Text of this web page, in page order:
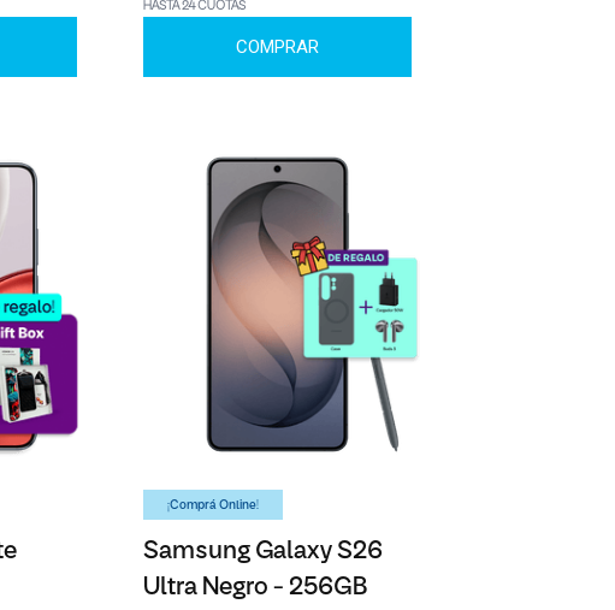
HASTA 24 CUOTAS
COMPRAR
¡Comprá Online!
Samsung Galaxy S26
Ultra Negro - 256GB